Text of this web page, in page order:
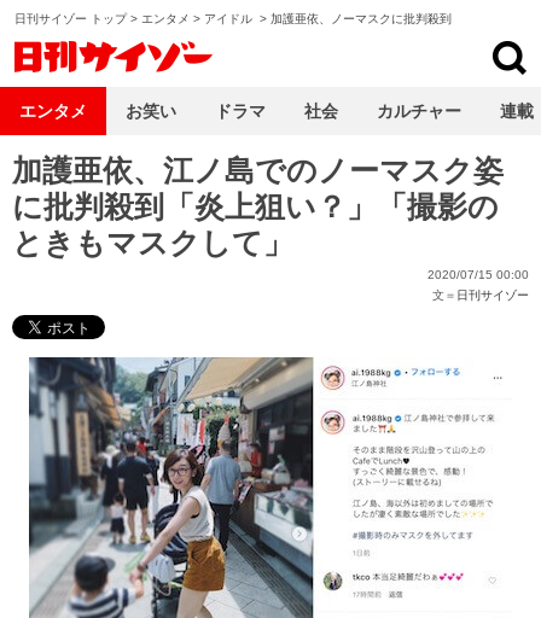
日刊サイゾー トップ> エンタメ > アイドル > 加護亜依、ノーマスクに批判殺到
加護亜依、江ノ島でのノーマスク姿
に批判殺到「炎上狙い？」「撮影の
ときもマスクして」
2020/07/15 00:00
文＝ 日刊サイゾー
エンタメ お笑い ドラマ 社会 カルチャー 連載